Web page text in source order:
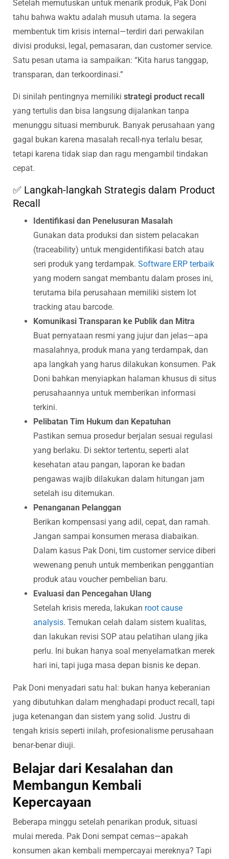
Setelah memutuskan untuk menarik produk, Pak Doni
tahu bahwa waktu adalah musuh utama. Ia segera
membentuk tim krisis internal—terdiri dari perwakilan
divisi produksi, legal, pemasaran, dan customer service.
Satu pesan utama ia sampaikan: “Kita harus tanggap,
transparan, dan terkoordinasi.”
Di sinilah pentingnya memiliki strategi product recall
yang tertulis dan bisa langsung dijalankan tanpa
menunggu situasi memburuk. Banyak perusahaan yang
gagal bukan karena masalah recall-nya terlalu besar,
tetapi karena tidak siap dan ragu mengambil tindakan
cepat.
✅ Langkah-langkah Strategis dalam Product
Recall
Identifikasi dan Penelusuran Masalah
Gunakan data produksi dan sistem pelacakan
(traceability) untuk mengidentifikasi batch atau
seri produk yang terdampak. Software ERP terbaik
yang modern sangat membantu dalam proses ini,
terutama bila perusahaan memiliki sistem lot
tracking atau barcode.
Komunikasi Transparan ke Publik dan Mitra
Buat pernyataan resmi yang jujur dan jelas—apa
masalahnya, produk mana yang terdampak, dan
apa langkah yang harus dilakukan konsumen. Pak
Doni bahkan menyiapkan halaman khusus di situs
perusahaannya untuk memberikan informasi
terkini.
Pelibatan Tim Hukum dan Kepatuhan
Pastikan semua prosedur berjalan sesuai regulasi
yang berlaku. Di sektor tertentu, seperti alat
kesehatan atau pangan, laporan ke badan
pengawas wajib dilakukan dalam hitungan jam
setelah isu ditemukan.
Penanganan Pelanggan
Berikan kompensasi yang adil, cepat, dan ramah.
Jangan sampai konsumen merasa diabaikan.
Dalam kasus Pak Doni, tim customer service diberi
wewenang penuh untuk memberikan penggantian
produk atau voucher pembelian baru.
Evaluasi dan Pencegahan Ulang
Setelah krisis mereda, lakukan root cause
analysis. Temukan celah dalam sistem kualitas,
dan lakukan revisi SOP atau pelatihan ulang jika
perlu. Ini bukan hanya soal menyelamatkan merek
hari ini, tapi juga masa depan bisnis ke depan.
Pak Doni menyadari satu hal: bukan hanya keberanian
yang dibutuhkan dalam menghadapi product recall, tapi
juga ketenangan dan sistem yang solid. Justru di
tengah krisis seperti inilah, profesionalisme perusahaan
benar-benar diuji.
Belajar dari Kesalahan dan
Membangun Kembali
Kepercayaan
Beberapa minggu setelah penarikan produk, situasi
mulai mereda. Pak Doni sempat cemas—apakah
konsumen akan kembali mempercayai mereknya? Tapi